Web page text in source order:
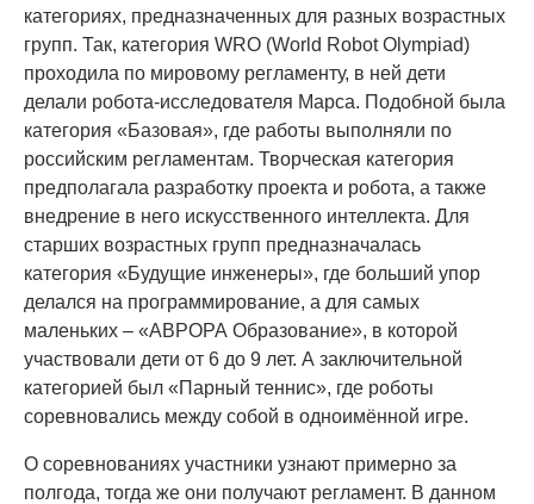
категориях, предназначенных для разных возрастных
групп. Так, категория WRO (World Robot Olympiad)
проходила по мировому регламенту, в ней дети
делали робота-исследователя Марса. Подобной была
категория «Базовая», где работы выполняли по
российским регламентам. Творческая категория
предполагала разработку проекта и робота, а также
внедрение в него искусственного интеллекта. Для
старших возрастных групп предназначалась
категория «Будущие инженеры», где больший упор
делался на программирование, а для самых
маленьких – «АВРОРА Образование», в которой
участвовали дети от 6 до 9 лет. А заключительной
категорией был «Парный теннис», где роботы
соревновались между собой в одноимённой игре.
О соревнованиях участники узнают примерно за
полгода, тогда же они получают регламент. В данном